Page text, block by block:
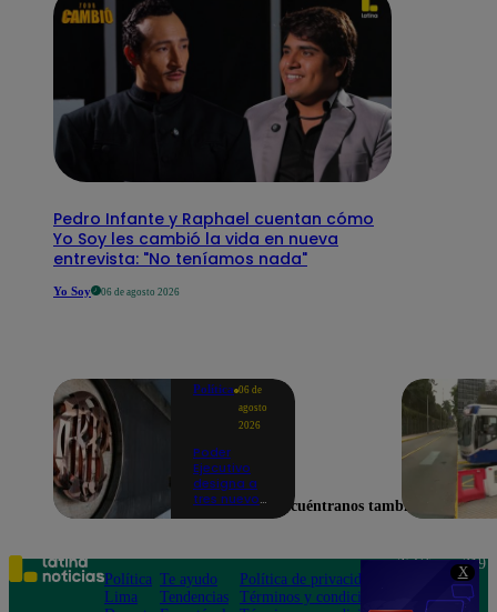
X
Pedro Infante y Raphael cuentan cómo
Yo Soy les cambió la vida en nueva
entrevista: "No teníamos nada"
Yo Soy 06 de agosto 2026
Política 06 de
agosto
2026
Poder
Ejecutivo
designa a
tres nuevos
Reserva:
¿quiénes
son?
Encuéntranos también en
Política
Lima
Te ayudo
Tendencias
Política de privacidad
Términos y condiciones
Teléfono: 219
Av. San